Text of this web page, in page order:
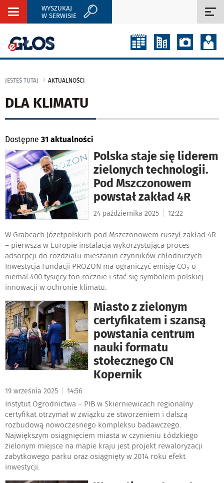
Rozwiń
WYSZUKAJ
W SERWISIE
JESTEŚ TUTAJ AKTUALNOŚCI
DLA KLIMATU
Dostępne 31 aktualności
Polska staje się liderem
zielonych technologii.
Pod Mszczonowem
powstał zakład 4R
24 października 2025 12:22
W Grabcach Józefpolskich pod Mszczonowem ruszył zakład 4R
– pierwsza w Europie instalacja wykorzystująca proces
adsorpcji do rozdziału mieszanin czynników chłodniczych.
Inwestycja Fundacji PROZON ma ograniczyć emisję CO₂ o
niemal 400 tysięcy ton rocznie i stać się symbolem polskiej
innowacji w ochronie klimatu.
Miasto z zielonym
certyfikatem i szansą
powstania centrum
nauki formatu
stołecznego CN
Kopernik
19 września 2025 14:56
Instytut Ogrodnictwa – PIB w Skierniewicach regionalny
certyfikat otrzymał w związku ze stworzeniem i dalszą
rozbudową nowoczesnego kompleksu badawczego.
Największym osiągnięciem miasta w czynieniu Łódzkiego
zielonym miejsce na mapie kraju jest projekt rewaloryzacji
zabytkowego parku oraz osiągnięty w 2014 roku efekt
inwestycji.